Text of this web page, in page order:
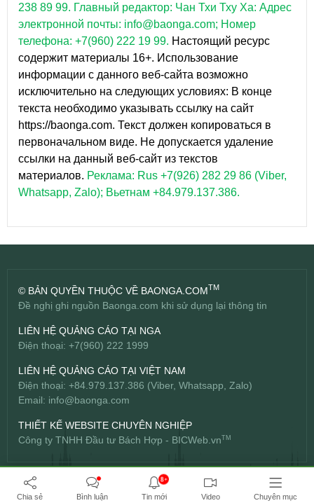
238 89 99. Главный редактор: Чан Тхи Тху Ха: Адрес
электронной почты: info@baonga.com; Номер
телефона: +7(960) 222 19 99. Настоящий ресурс
содержит материалы 16+. Использование
информации с данного веб-сайта возможно
исключительно на следующих условиях: В конце
текста необходимо указывать ссылку на сайт
https://baonga.com. Текст должен копироваться в
первоначальном виде. Не допускается удаление
ссылки на данный веб-сайт из текстов
материалов. Реклама: Rus +7(926) 282 29 86 (Viber,
Whatsapp, Zalo); Вьетнам +84.979.137.386.
© BẢN QUYỀN THUỘC VỀ BAONGA.COMTM
Đề nghị ghi nguồn Baonga.com khi sử dụng lại thông tin
LIÊN HỆ QUẢNG CÁO TẠI NGA
Điện thoại: +7(960) 222 1999
LIÊN HỆ QUẢNG CÁO TẠI VIỆT NAM
Điện thoại: +84.979.137.386 (Viber, Whatsapp, Zalo)
Email: info@baonga.com
THIẾT KẾ WEBSITE CHUYÊN NGHIỆP
Công ty TNHH Đầu tư Bách Hợp - BICWeb.vnTM
Chia sẻ Bình luận
8+
Tin mới Video Chuyên mục